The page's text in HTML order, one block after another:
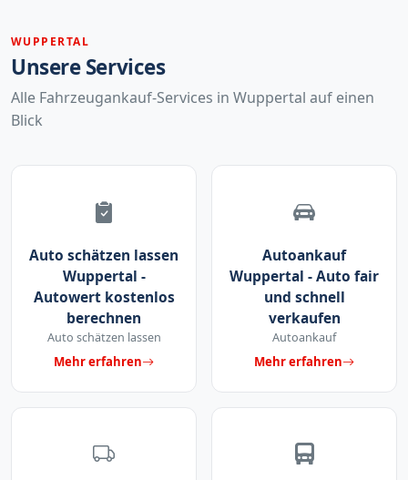
WUPPERTAL
Unsere Services
Alle Fahrzeugankauf-Services in Wuppertal auf einen
Blick
Auto schätzen lassen
Wuppertal -
Autowert kostenlos
berechnen
Auto schätzen lassen
Mehr erfahren
Autoankauf
Wuppertal - Auto fair
und schnell
verkaufen
Autoankauf
Mehr erfahren